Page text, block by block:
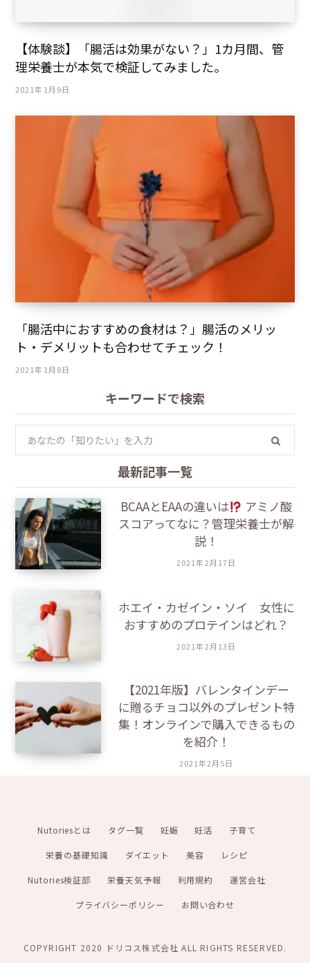
【体験談】「腸活は効果がない？」1カ月間、管
理栄養士が本気で検証してみました。
2021年1月9日
「腸活中におすすめの食材は？」腸活のメリッ
ト・デメリットも合わせてチェック！
2021年1月8日
キーワードで検索
r
h
f
o
最新記事一覧
BCAAとEAAの違いは
アミノ酸
スコアってなに？管理栄養士が解
説！
2021年2月17日
ホエイ・カゼイン・ソイ 女性に
おすすめのプロテインはどれ？
2021年2月13日
【2021年版】バレンタインデー
に贈るチョコ以外のプレゼント特
集！オンラインで購入できるもの
を紹介！
2021年2月5日
Nutoriesとは タグ一覧 妊娠 妊活 子育て
栄養の基礎知識 ダイエット 美容 レシピ
Nutories検証部 栄養天気予報 利用規約 運営会社
プライバシーポリシー お問い合わせ
COPYRIGHT 2020 ドリコス株式会社 ALL RIGHTS RESERVED.